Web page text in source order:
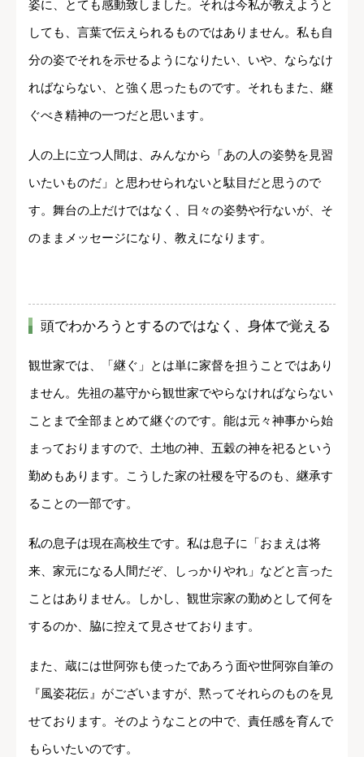
姿に、とても感動致しました。それは今私が教えようと
しても、言葉で伝えられるものではありません。私も自
分の姿でそれを示せるようになりたい、いや、ならなけ
ればならない、と強く思ったものです。それもまた、継
ぐべき精神の一つだと思います。
人の上に立つ人間は、みんなから「あの人の姿勢を見習
いたいものだ」と思わせられないと駄目だと思うので
す。舞台の上だけではなく、日々の姿勢や行ないが、そ
のままメッセージになり、教えになります。
頭でわかろうとするのではなく、身体で覚える
観世家では、「継ぐ」とは単に家督を担うことではあり
ません。先祖の墓守から観世家でやらなければならない
ことまで全部まとめて継ぐのです。能は元々神事から始
まっておりますので、土地の神、五穀の神を祀るという
勤めもあります。こうした家の社稷を守るのも、継承す
ることの一部です。
私の息子は現在高校生です。私は息子に「おまえは将
来、家元になる人間だぞ、しっかりやれ」などと言った
ことはありません。しかし、観世宗家の勤めとして何を
するのか、脇に控えて見させております。
また、蔵には世阿弥も使ったであろう面や世阿弥自筆の
『風姿花伝』がございますが、黙ってそれらのものを見
せております。そのようなことの中で、責任感を育んで
もらいたいのです。